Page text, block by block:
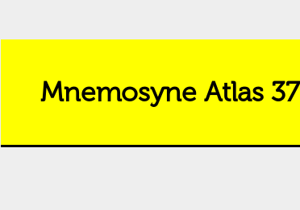
Mnemosyne Atlas 37